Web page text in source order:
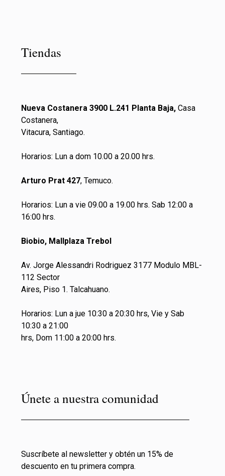
Tiendas
Nueva Costanera 3900 L.241 Planta Baja, Casa
Costanera,
Vitacura, Santiago.
Horarios: Lun a dom 10.00 a 20.00 hrs.
Arturo Prat 427, Temuco.
Horarios: Lun a vie 09.00 a 19.00 hrs. Sab 12:00 a
16:00 hrs.
Biobio, Mallplaza Trebol
Av. Jorge Alessandri Rodriguez 3177 Modulo MBL-
112 Sector
Aires, Piso 1. Talcahuano.
Horarios: Lun a jue 10:30 a 20:30 hrs, Vie y Sab
10:30 a 21:00
hrs, Dom 11:00 a 20:00 hrs.
Únete a nuestra comunidad
Suscríbete al newsletter y obtén un 15% de
descuento en tu primera compra.